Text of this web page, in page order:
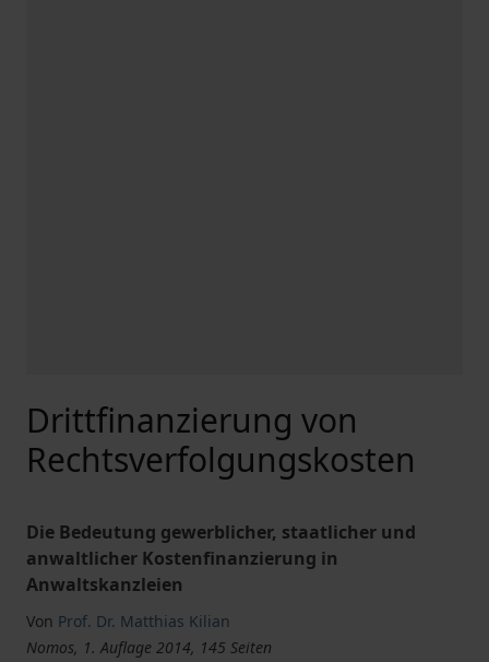
Drittfinanzierung von
Rechtsverfolgungskosten
Die Bedeutung gewerblicher, staatlicher und
anwaltlicher Kostenfinanzierung in
Anwaltskanzleien
Von Prof. Dr. Matthias Kilian
Nomos, 1. Auflage 2014, 145 Seiten